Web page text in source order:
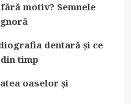
motiv? Semnele
dentară și ce
timp
oaselor și